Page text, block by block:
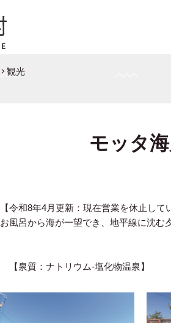
観光
モッタ
【令和8年4月更新：現在営業を休止して
お風呂から海が一望でき、地平線に沈む
【泉質：ナトリウム-塩化物温泉】